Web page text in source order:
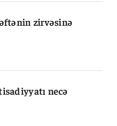
zirvəsinə
necə